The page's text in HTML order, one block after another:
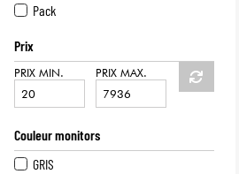
Pack
Prix
PRIX MIN. PRIX MAX.
Couleur monitors
GRIS